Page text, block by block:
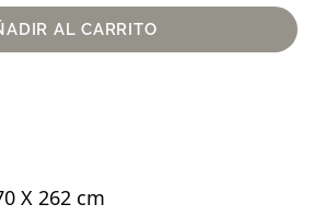
AL CARRITO
X 262 cm